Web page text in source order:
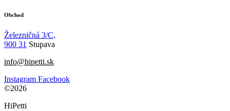
Obchod
Železničná 3/C,
900 31 Stupava
info@hipetti.sk
Instagram Facebook
©2026
HiPetti